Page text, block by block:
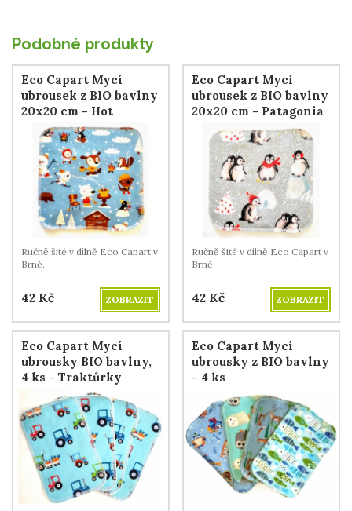
Podobné produkty
Eco Capart Mycí
ubrousek z BIO bavlny
20x20 cm - Hot
Chocolat
Ručně šité v dílně Eco Capart v
Brně.
42 Kč ZOBRAZIT
Eco Capart Mycí
ubrousek z BIO bavlny
20x20 cm - Patagonia
Ručně šité v dílně Eco Capart v
Brně.
42 Kč ZOBRAZIT
Eco Capart Mycí
ubrousky BIO bavlny,
4 ks - Traktůrky
Eco Capart Mycí
ubrousky z BIO bavlny
- 4 ks